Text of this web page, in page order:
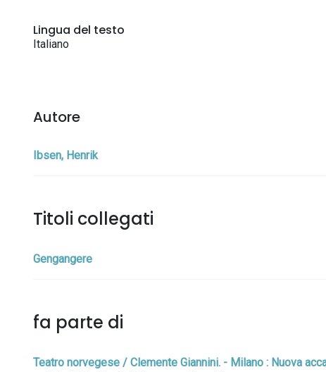
Lingua del testo
Italiano
Autore
Ibsen, Henrik
Titoli collegati
Gengangere
fa parte di
Teatro norvegese / Clemente Giannini. - Milano : Nuova